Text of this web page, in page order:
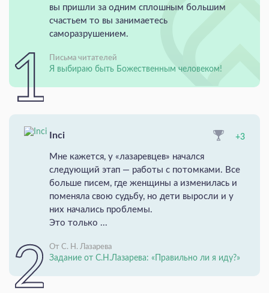
вы пришли за одним сплошным большим
счастьем то вы занимаетесь
саморазрушением.
Письма читателей
Я выбираю быть Божественным человеком!
Inci +3
Мне кажется, у «лазаревцев» начался
следующий этап — работы с потомками. Все
больше писем, где женщины а изменилась и
поменяла свою судьбу, но дети выросли и у
них начались проблемы.
Это только ...
От С. Н. Лазарева
Задание от С.Н.Лазарева: «Правильно ли я иду?»